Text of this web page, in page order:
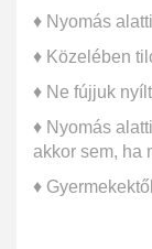
♦ Nyomás
♦ Közelében
♦ Ne fújjuk
♦ Nyomás
akkor sem, ha
♦